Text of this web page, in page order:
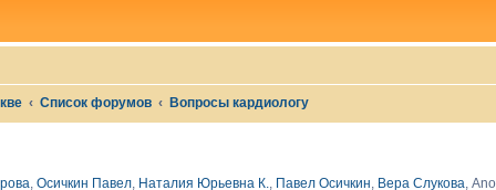
Список форумов Вопросы кардиологу
, Осичкин Павел, Наталия Юрьевна К., Павел Осичкин, Вера Слукова,